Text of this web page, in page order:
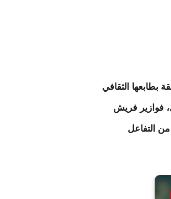
بطابعها الثقافي
فوازير فريش
التفاعل